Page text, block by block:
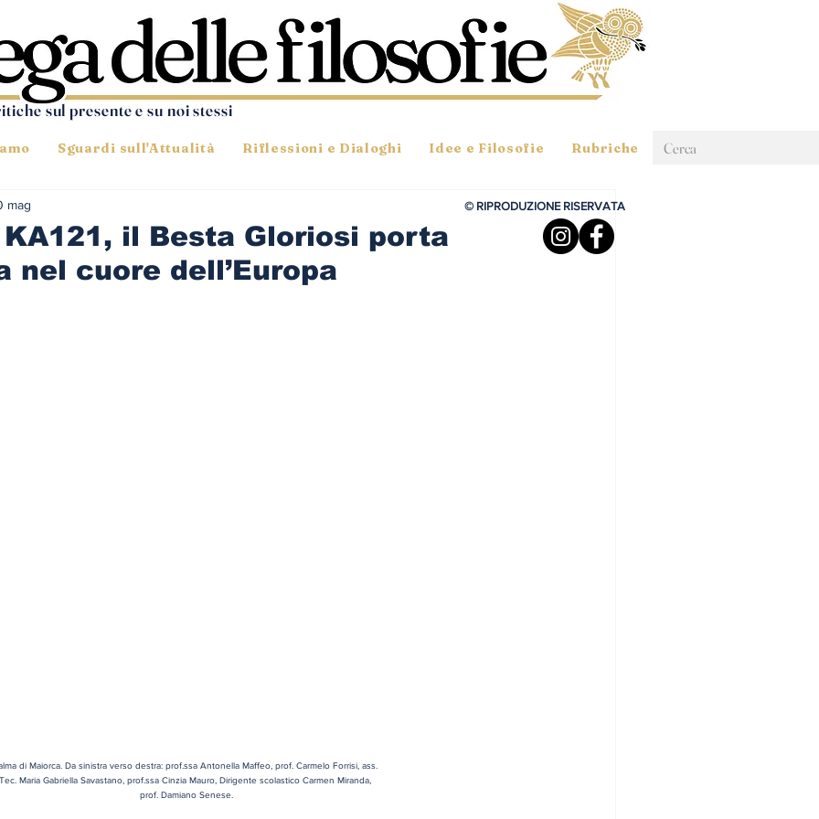
sul presente e su noi stessi
Sguardi sull'Attualità Riflessioni e Dialoghi Idee e Filosofie Rubriche
KA121, il Besta Gloriosi porta
nel cuore dell’Europa
mag
di Maiorca. Da sinistra verso destra: prof.ssa Antonella Maffeo, prof. Carmelo Forrisi, ass.
Tec. Maria Gabriella Savastano, prof.ssa Cinzia Mauro, Dirigente scolastico Carmen Miranda,
prof. Damiano Senese.
© RIPRODUZIONE RISERVATA